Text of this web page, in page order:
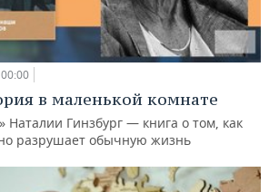
в маленькой комнате
Наталии Гинзбург — книга о том, как
разрушает обычную жизнь